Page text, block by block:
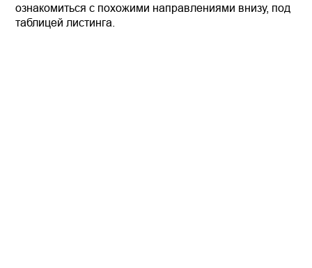
ознакомиться с похожими направлениями внизу, под
таблицей листинга.